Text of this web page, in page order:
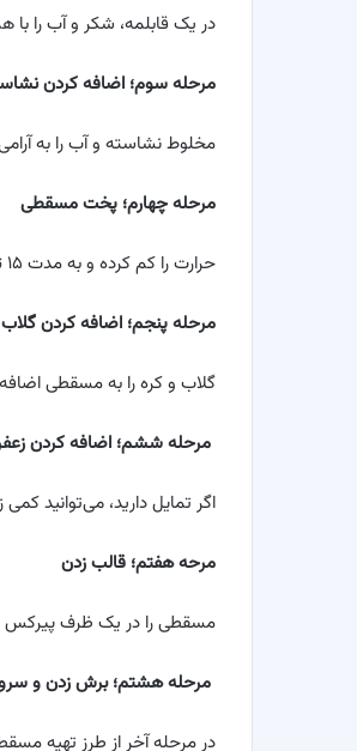
در یک قابلمه، شکر و آب را
مرحله سوم؛ اضافه کردن
مخلوط نشاسته و آب را به
مرحله چهارم؛ پخت مسقطی
حرارت را کم کرده و به مدت ۱۵ تا ۲۰ دقیقه مرتب هم بزنید تا مسقطی غلیظ شود.
مرحله پنجم؛ اضافه کردن
گلاب و کره را به مسقطی
مرحله ششم؛ اضافه کردن
اگر تمایل دارید، می‌توانید
مرحه هفتم؛ قالب زدن
مسقطی را در یک ظرف پیرکس
مرحله هشتم؛ برش زدن و
در مرحله آخر از طرز تهیه